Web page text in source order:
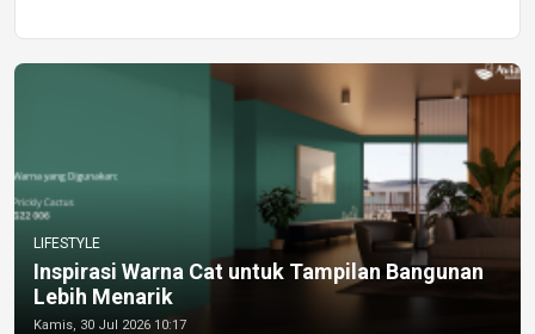
LIFESTYLE
Inspirasi Warna Cat untuk Tampilan Bangunan
Lebih Menarik
Kamis, 30 Jul 2026 10:17